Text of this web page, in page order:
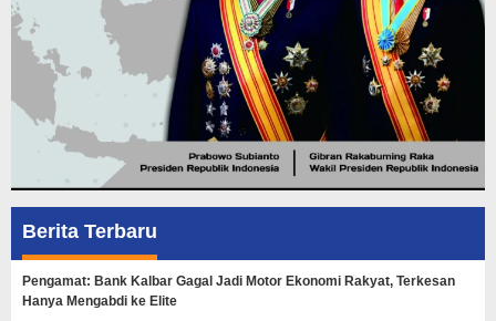
Berita Terbaru
Pengamat: Bank Kalbar Gagal Jadi Motor Ekonomi Rakyat, Terkesan
Hanya Mengabdi ke Elite